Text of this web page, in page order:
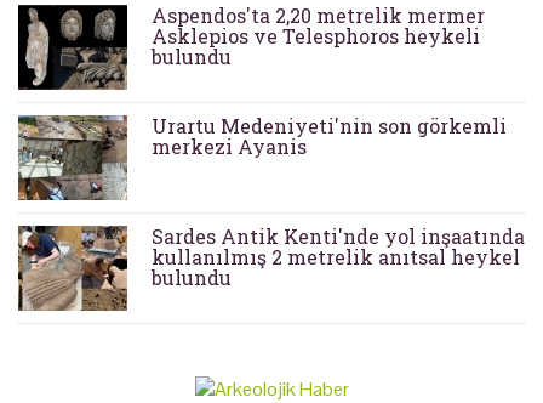
Aspendos'ta 2,20 metrelik mermer
Asklepios ve Telesphoros heykeli
bulundu
Urartu Medeniyeti'nin son görkemli
merkezi Ayanis
Sardes Antik Kenti'nde yol inşaatında
kullanılmış 2 metrelik anıtsal heykel
bulundu